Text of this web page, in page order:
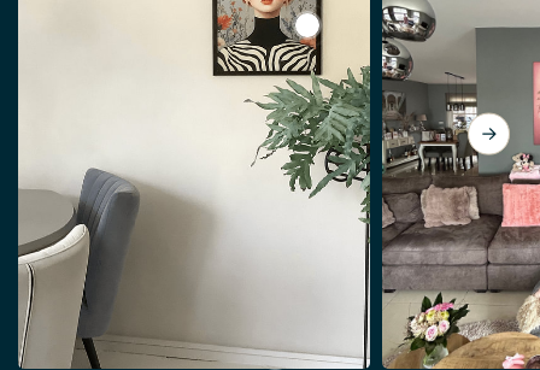
View Bunter Frühling von